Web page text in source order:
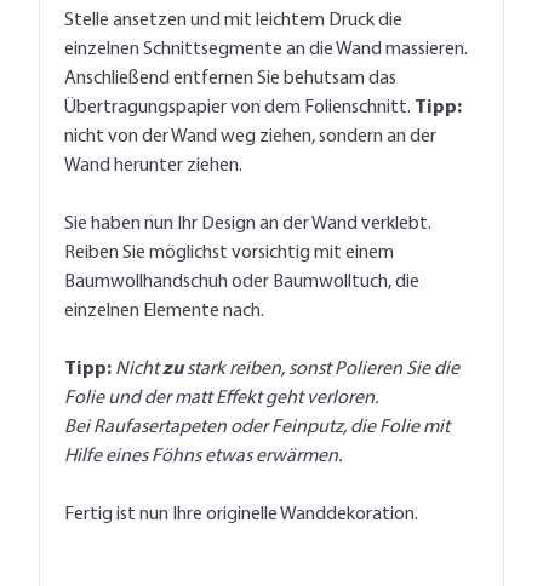
Stelle ansetzen und mit leichtem Druck die
einzelnen Schnittsegmente an die Wand massieren.
Anschließend entfernen Sie behutsam das
Übertragungspapier von dem Folienschnitt. Tipp:
nicht von der Wand weg ziehen, sondern an der
Wand herunter ziehen.
Sie haben nun Ihr Design an der Wand verklebt.
Reiben Sie möglichst vorsichtig mit einem
Baumwollhandschuh oder Baumwolltuch, die
einzelnen Elemente nach.
Tipp: Nichtzustark reiben, sonst Polieren Sie die
Folie und der matt Effekt geht verloren.
Bei Raufasertapeten oder Feinputz, die Folie mit
Hilfe eines Föhns etwas erwärmen.
Fertig ist nun Ihre originelle Wanddekoration.